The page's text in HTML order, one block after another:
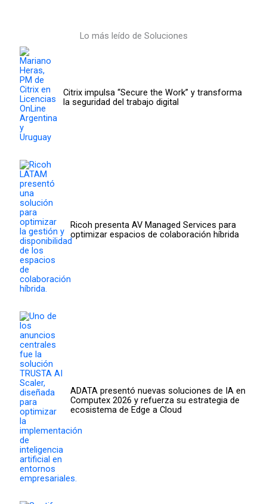
Lo más leído de Soluciones
Citrix impulsa “Secure the Work” y transforma
la seguridad del trabajo digital
Ricoh presenta AV Managed Services para
optimizar espacios de colaboración híbrida
ADATA presentó nuevas soluciones de IA en
Computex 2026 y refuerza su estrategia de
ecosistema de Edge a Cloud